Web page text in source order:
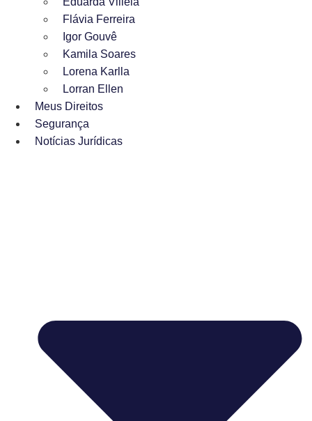
Flávia Ferreira
Igor Gouvê
Kamila Soares
Lorena Karlla
Lorran Ellen
Meus Direitos
Segurança
Notícias Jurídicas